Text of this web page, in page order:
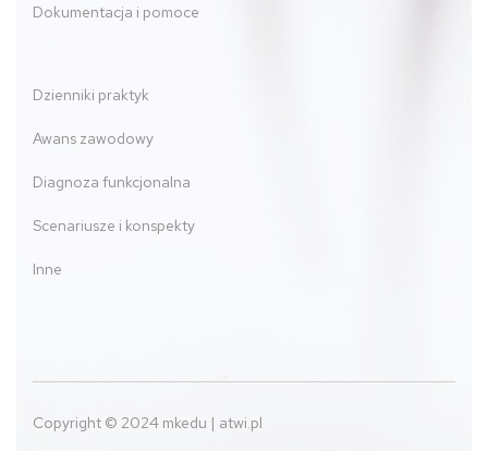
Dokumentacja i pomoce
Dzienniki praktyk
Awans zawodowy
Diagnoza funkcjonalna
Scenariusze i konspekty
Inne
Copyright © 2024 mkedu | atwi.pl